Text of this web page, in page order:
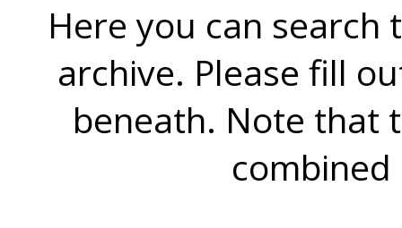
Here you can search
archive. Please fill
beneath. Note that
combined